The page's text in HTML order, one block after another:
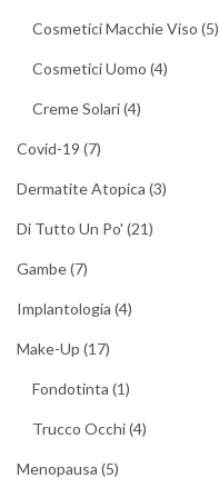
Cosmetici Macchie Viso (5)
Cosmetici Uomo (4)
Creme Solari(4)
Covid-19 (7)
Dermatite Atopica (3)
Di Tutto Un Po' (21)
Gambe(7)
Implantologia (4)
Make-Up (17)
Fondotinta (1)
Trucco Occhi(4)
Menopausa (5)